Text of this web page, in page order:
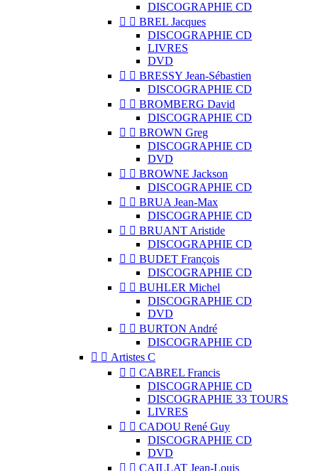
DISCOGRAPHIE CD
  BREL Jacques
DISCOGRAPHIE CD
LIVRES
DVD
  BRESSY Jean-Sébastien
DISCOGRAPHIE CD
  BROMBERG David
DISCOGRAPHIE CD
  BROWN Greg
DISCOGRAPHIE CD
DVD
  BROWNE Jackson
DISCOGRAPHIE CD
  BRUA Jean-Max
DISCOGRAPHIE CD
  BRUANT Aristide
DISCOGRAPHIE CD
  BUDET François
DISCOGRAPHIE CD
  BUHLER Michel
DISCOGRAPHIE CD
DVD
  BURTON André
DISCOGRAPHIE CD
  Artistes C
  CABREL Francis
DISCOGRAPHIE CD
DISCOGRAPHIE 33 TOURS
LIVRES
  CADOU René Guy
DISCOGRAPHIE CD
DVD
  CAILLAT Jean-Louis